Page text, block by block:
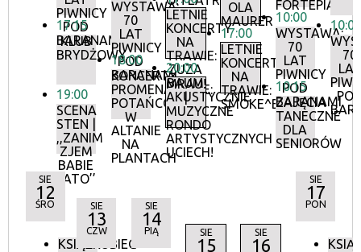
PIWNICY
POD
BARANAMI
17:15
KLUB
BRYDŻOWY
19:00
SCENA
STEN |
,,ZANIM
ZJEM
BABIE
LATO’’
WYSTAWA:
70
LAT
PIWNICY
POD
BARANAMI
18:00
KONCERTY
PROMENADOWE:
POTAŃCÓWKA
W
ALTANIE
NA
PLANTACH
LETNIE
KONCERTY
NA
TRAWIE:
ZUZA
BAUM
AKUSTYCZNIE
20:00
MRAU!
|
MUZYCZNE
RONDO
ARTYSTYCZNYCH
UCIECH!
OLA
MAURER
17:00
LETNIE
KONCERTY
NA
TRAWIE:
SMOKE^BLUES
FORTEPIANIE
10:00
WYSTAWA:
70
LAT
PIWNICY
POD
BARANAMI
10:15
ZAJĘCIA
TANECZNE
DLA
SENIORÓW
10:00
70
LAT
SIE
12
ŚRO
KSIĄŻKOBIEG
SIE
13
CZW
SIE
14
PIĄ SIE
15
SIE
16
SIE
17
PON